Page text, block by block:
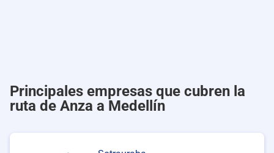
Principales empresas que cubren la
ruta de Anza a Medellín